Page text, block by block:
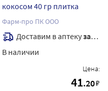
кокосом 40 гр плитка
Фарм-про ПК ООО
Доставим в аптекузавтра
В наличии
Цена:
41.20₽